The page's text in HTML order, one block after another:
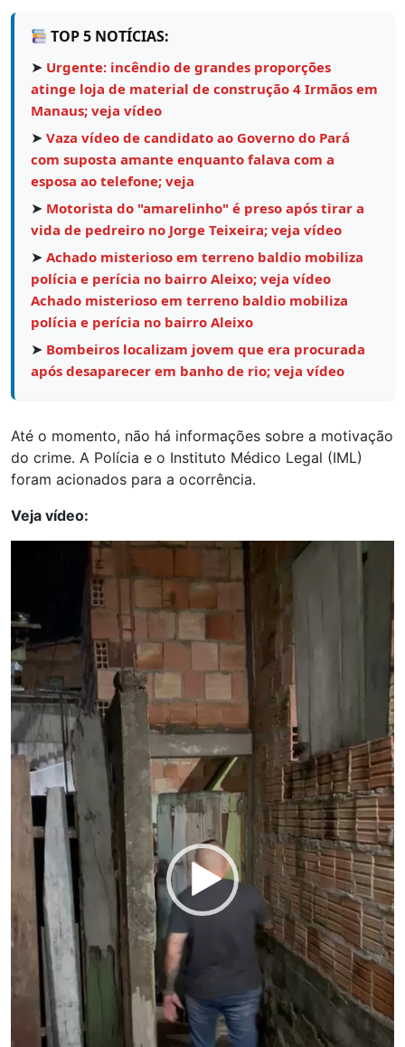
TOP 5 NOTÍCIAS:
➤ Urgente: incêndio de grandes proporções
atinge loja de material de construção 4 Irmãos em
Manaus; veja vídeo
➤ Vaza vídeo de candidato ao Governo do Pará
com suposta amante enquanto falava com a
esposa ao telefone; veja
➤ Motorista do "amarelinho" é preso após tirar a
vida de pedreiro no Jorge Teixeira; veja vídeo
➤ Achado misterioso em terreno baldio mobiliza
polícia e perícia no bairro Aleixo; veja vídeo
Achado misterioso em terreno baldio mobiliza
polícia e perícia no bairro Aleixo
➤ Bombeiros localizam jovem que era procurada
após desaparecer em banho de rio; veja vídeo
Até o momento, não há informações sobre a motivação
do crime. A Polícia e o Instituto Médico Legal (IML)
foram acionados para a ocorrência.
Veja vídeo: